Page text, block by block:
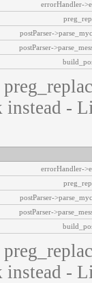
errorHandler-
postParser-
postParser-
instead -
errorHandler-
postParser-
postParser-
instead -